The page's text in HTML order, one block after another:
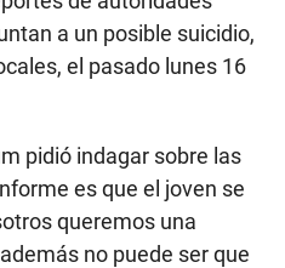
a un posible suicidio,
el pasado lunes 16
pidió indagar sobre las
es que el joven se
queremos una
no puede ser que